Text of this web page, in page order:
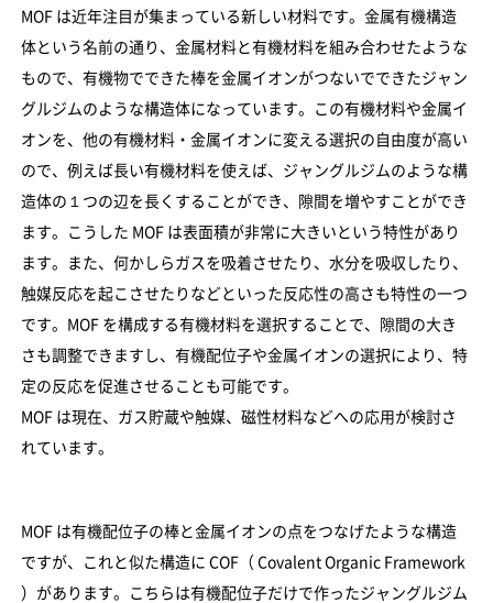
MOF は近年注目が集まっている新しい材料です。金属有機構造
体という名前の通り、金属材料と有機材料を組み合わせたような
もので、有機物でできた棒を金属イオンがつないでできたジャン
グルジムのような構造体になっています。この有機材料や金属イ
オンを、他の有機材料・金属イオンに変える選択の自由度が高い
ので、例えば長い有機材料を使えば、ジャングルジムのような構
造体の１つの辺を長くすることができ、隙間を増やすことができ
ます。こうした MOF は表面積が非常に大きいという特性があり
ます。また、何かしらガスを吸着させたり、水分を吸収したり、
触媒反応を起こさせたりなどといった反応性の高さも特性の一つ
です。MOF を構成する有機材料を選択することで、隙間の大き
さも調整できますし、有機配位子や金属イオンの選択により、特
定の反応を促進させることも可能です。
MOF は現在、ガス貯蔵や触媒、磁性材料などへの応用が検討さ
れています。
MOF は有機配位子の棒と金属イオンの点をつなげたような構造
ですが、これと似た構造に COF（ Covalent Organic Framework
）があります。こちらは有機配位子だけで作ったジャングルジム